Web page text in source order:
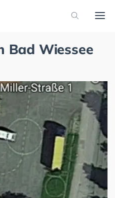
Bad Wiessee